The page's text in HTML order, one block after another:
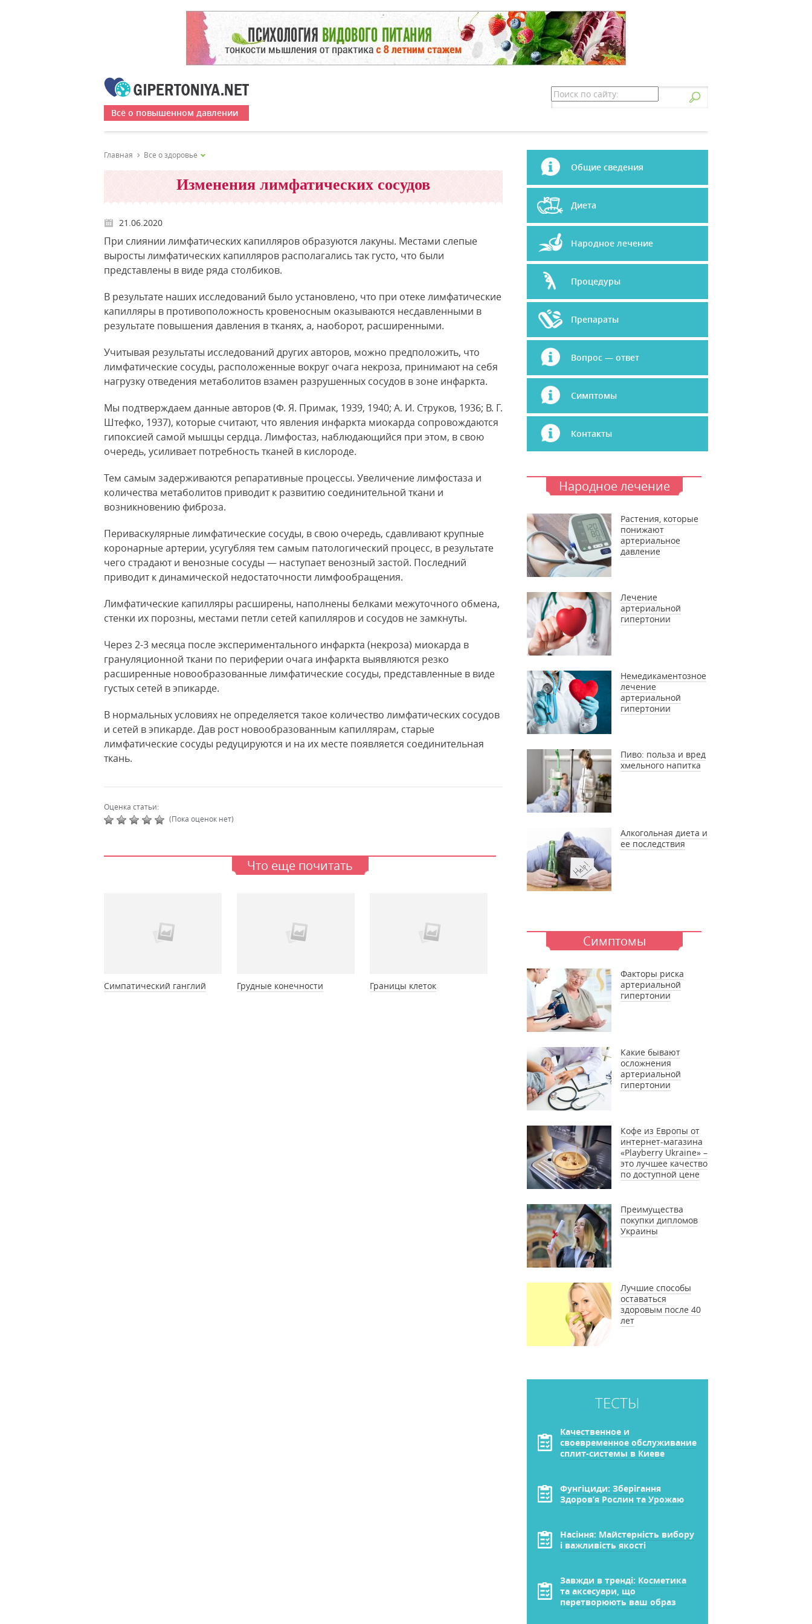
Всё о повышенном давлении
Главная Все о здоровье
Изменения лимфатических сосудов
21.06.2020
При слиянии лимфатических капилляров образуются лакуны. Местами слепые
выросты лимфатических капилляров располагались так густо, что были
представлены в виде ряда столбиков.
В результате наших исследований было установлено, что при отеке лимфатические
капилляры в противоположность кровеносным оказываются несдавленными в
результате повышения давления в тканях, а, наоборот, расширенными.
Учитывая результаты исследований других авторов, можно предположить, что
лимфатические сосуды, расположенные вокруг очага некроза, принимают на себя
нагрузку отведения метаболитов взамен разрушенных сосудов в зоне инфаркта.
Мы подтверждаем данные авторов (Ф. Я. Примак, 1939, 1940; А. И. Струков, 1936; В. Г.
Штефко, 1937), которые считают, что явления инфаркта миокарда сопровождаются
гипоксией самой мышцы сердца. Лимфостаз, наблюдающийся при этом, в свою
очередь, усиливает потребность тканей в кислороде.
Тем самым задерживаются репаративные процессы. Увеличение лимфостаза и
количества метаболитов приводит к развитию соединительной ткани и
возникновению фиброза.
Периваскулярные лимфатические сосуды, в свою очередь, сдавливают крупные
коронарные артерии, усугубляя тем самым патологический процесс, в результате
чего страдают и венозные сосуды — наступает венозный застой. Последний
приводит к динамической недостаточности лимфообращения.
Лимфатические капилляры расширены, наполнены белками межуточного обмена,
стенки их порозны, местами петли сетей капилляров и сосудов не замкнуты.
Через 2-3 месяца после экспериментального инфаркта (некроза) миокарда в
грануляционной ткани по периферии очага инфаркта выявляются резко
расширенные новообразованные лимфатические сосуды, представленные в виде
густых сетей в эпикарде.
В нормальных условиях не определяется такое количество лимфатических сосудов
и сетей в эпикарде. Дав рост новообразованным капиллярам, старые
лимфатические сосуды редуцируются и на их месте появляется соединительная
ткань.
Оценка статьи:
(Пока оценок нет)
Что еще почитать
Симпатический ганглий Грудные конечности Границы клеток
Общие сведения
Диета
Народное лечение
Процедуры
Препараты
Вопрос — ответ
Симптомы
Контакты
Народное лечение
Растения, которые
понижают
артериальное
давление
Лечение
артериальной
гипертонии
Немедикаментозное
лечение
артериальной
гипертонии
Пиво: польза и вред
хмельного напитка
Алкогольная диета и
ее последствия
Симптомы
Факторы риска
артериальной
гипертонии
Какие бывают
осложнения
артериальной
гипертонии
Кофе из Европы от
интернет-магазина
«Playberry Ukraine» –
это лучшее качество
по доступной цене
Преимущества
покупки дипломов
Украины
Лучшие способы
оставаться
здоровым после 40
лет
ТЕСТЫ
Качественное и
своевременное обслуживание
сплит-системы в Киеве
Фунгіциди: Зберігання
Здоров’я Рослин та Урожаю
Насіння: Майстерність вибору
і важливість якості
Завжди в тренді: Косметика
та аксесуари, що
перетворюють ваш образ